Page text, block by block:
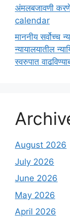
अंमलबजावणी
calendar
माननीय सर्वोच्च
न्यायालयातील
स्वरुपात
August 2026
July 2026
June 2026
May 2026
April 2026